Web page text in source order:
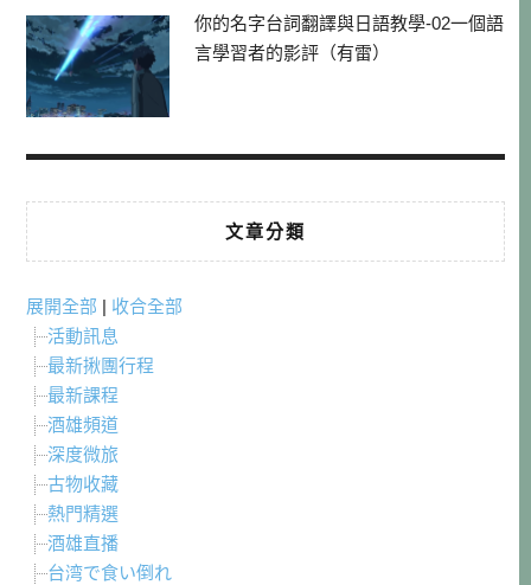
你的名字台詞翻譯與日語教學-02一個語
言學習者的影評（有雷）
文章分類
展開全部 | 收合全部
活動訊息
最新揪團行程
最新課程
酒雄頻道
深度微旅
古物收藏
熱門精選
酒雄直播
台湾で食い倒れ